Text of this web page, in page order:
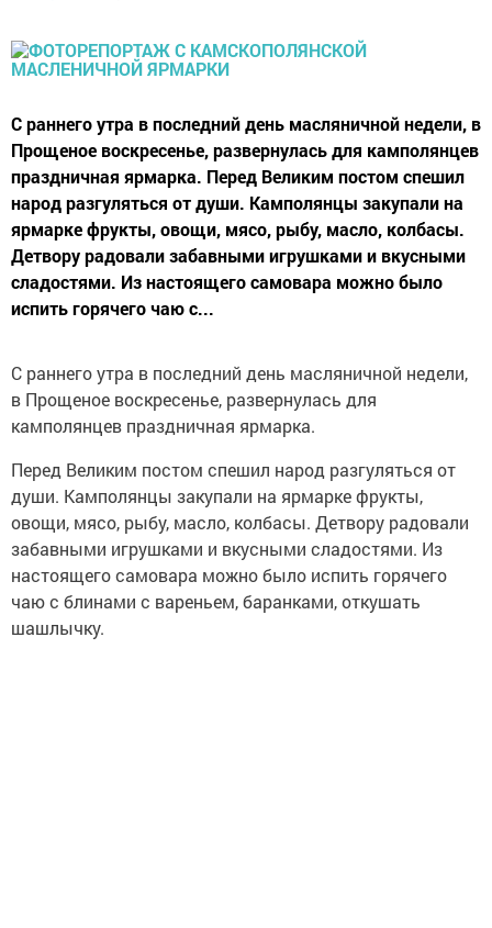
С раннего утра в последний день масляничной недели, в
Прощеное воскресенье, развернулась для камполянцев
праздничная ярмарка. Перед Великим постом спешил
народ разгуляться от души. Камполянцы закупали на
ярмарке фрукты, овощи, мясо, рыбу, масло, колбасы.
Детвору радовали забавными игрушками и вкусными
сладостями. Из настоящего самовара можно было
испить горячего чаю с...
С раннего утра в последний день масляничной недели,
в Прощеное воскресенье, развернулась для
камполянцев праздничная ярмарка.
Перед Великим постом спешил народ разгуляться от
души. Камполянцы закупали на ярмарке фрукты,
овощи, мясо, рыбу, масло, колбасы. Детвору радовали
забавными игрушками и вкусными сладостями. Из
настоящего самовара можно было испить горячего
чаю с блинами с вареньем, баранками, откушать
шашлычку.